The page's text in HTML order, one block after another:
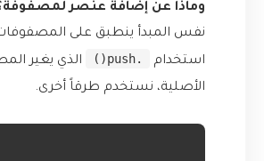
وماذا عن إضافة عنصر
نفس المبدأ ينطبق على
استخدام
.push()
الذي يغير
الأصلية، نستخدم طرقاً أخرى.